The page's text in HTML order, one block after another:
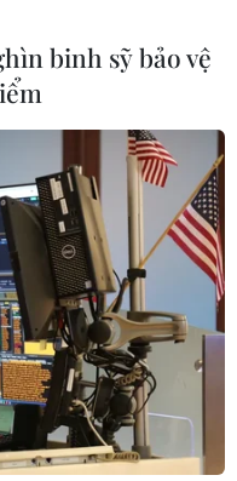
của
2
binh sỹ bảo vệ